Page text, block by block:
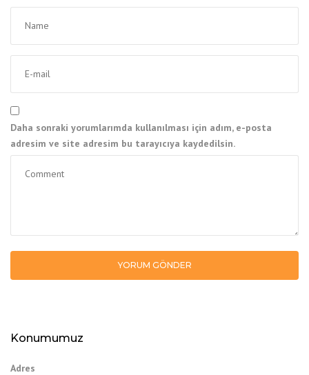
Daha sonraki yorumlarımda kullanılması için adım, e-posta
adresim ve site adresim bu tarayıcıya kaydedilsin.
Konumumuz
Adres